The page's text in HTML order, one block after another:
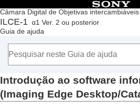
Câmara Digital de Objetivas intercambiáveis
ILCE-1 α1 Ver. 2 ou posterior
Guia de ajuda
Índice
Início
Como utilizar o “Guia de ajuda”
Verificar a câmara e os itens fornecidos
Operações básicas
Preparar a câmara/Operações de fotografia
Encontrar funções a partir do MENU
Introdução ao software
(Imaging Edge Desktop/